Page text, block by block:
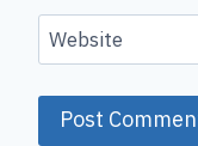
Website